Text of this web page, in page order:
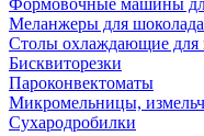
Формовочные машины
Меланжеры для
Столы охлаждающие для
Бисквиторезки
Пароконвектоматы
Микромельницы,
Сухародробилки